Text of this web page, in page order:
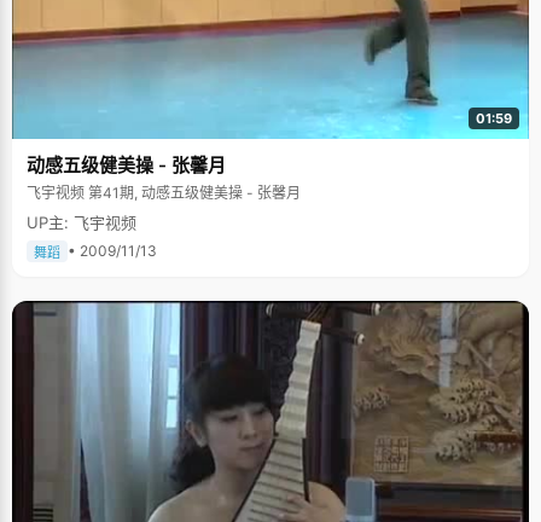
01:59
动感五级健美操 - 张馨月
飞宇视频 第41期, 动感五级健美操 - 张馨月
UP主: 飞宇视频
舞蹈 • 2009/11/13